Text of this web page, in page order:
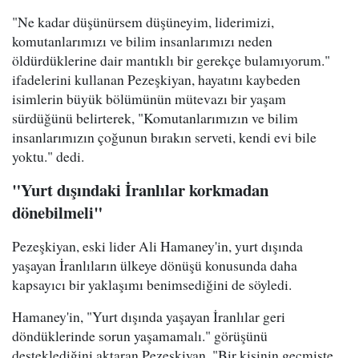
"Ne kadar düşünürsem düşüneyim, liderimizi,
komutanlarımızı ve bilim insanlarımızı neden
öldürdüklerine dair mantıklı bir gerekçe bulamıyorum."
ifadelerini kullanan Pezeşkiyan, hayatını kaybeden
isimlerin büyük bölümünün mütevazı bir yaşam
sürdüğünü belirterek, "Komutanlarımızın ve bilim
insanlarımızın çoğunun bırakın serveti, kendi evi bile
yoktu." dedi.
"Yurt dışındaki İranlılar korkmadan
dönebilmeli"
Pezeşkiyan, eski lider Ali Hamaney'in, yurt dışında
yaşayan İranlıların ülkeye dönüşü konusunda daha
kapsayıcı bir yaklaşımı benimsediğini de söyledi.
Hamaney'in, "Yurt dışında yaşayan İranlılar geri
döndüklerinde sorun yaşamamalı." görüşünü